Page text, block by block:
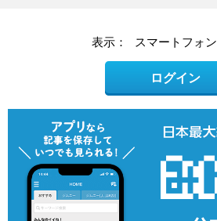
表示： スマートフォン
ログイン